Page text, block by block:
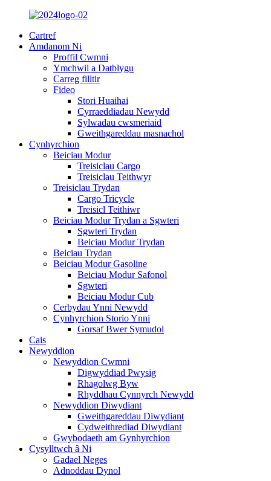
Cartref
Amdanom Ni
Proffil Cwmni
Ymchwil a Datblygu
Carreg filltir
Fideo
Stori Huaihai
Cyrraeddiadau Newydd
Sylwadau cwsmeriaid
Gweithgareddau masnachol
Cynhyrchion
Beiciau Modur
Treisiclau Cargo
Treisiclau Teithwyr
Treisiclau Trydan
Cargo Tricycle
Treisicl Teithiwr
Beiciau Modur Trydan a Sgwteri
Sgwteri Trydan
Beiciau Modur Trydan
Beiciau Trydan
Beiciau Modur Gasoline
Beiciau Modur Safonol
Sgwteri
Beiciau Modur Cub
Cerbydau Ynni Newydd
Cynhyrchion Storio Ynni
Gorsaf Bwer Symudol
Cais
Newyddion
Newyddion Cwmni
Digwyddiad Pwysig
Rhagolwg Byw
Rhyddhau Cynnyrch Newydd
Newyddion Diwydiant
Gweithgareddau Diwydiant
Cydweithrediad Diwydiant
Gwybodaeth am Gynhyrchion
Cysylltwch â Ni
Gadael Neges
Adnoddau Dynol